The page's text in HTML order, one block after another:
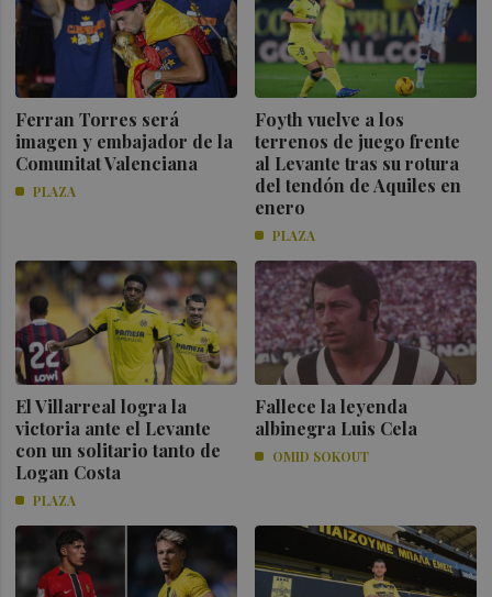
Ferran Torres será
imagen y embajador de la
Comunitat Valenciana
PLAZA
Foyth vuelve a los
terrenos de juego frente
al Levante tras su rotura
del tendón de Aquiles en
enero
PLAZA
El Villarreal logra la
victoria ante el Levante
con un solitario tanto de
Logan Costa
PLAZA
Fallece la leyenda
albinegra Luis Cela
OMID SOKOUT